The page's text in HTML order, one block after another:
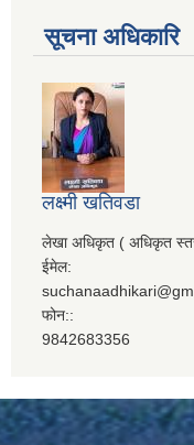
सूचना अधिकारि
लक्ष्मी खतिवडा
लेखा अधिकृत ( अधिकृत
ईमेल:
फोन::
9842683356